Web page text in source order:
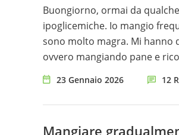
stato un problema. Non mi
per la mia psiche. Non so piú cosa fare. Ho provato a farmi seguire da una
bene. Avrei davvero bisogno di un supporto per migliorare il mio apporto calorico nei limiti consentiti dalla mia
patologia e soprattutto
percorso. Preferibilmente con
Buongiorno, ormai da
ipoglicemiche. Io mangio
sono molto magra. Mi hanno
ovvero mangiando pane e
non riesco a fare una
restando a praticamente a
dimagrire ulteriormente
23 Gennaio 2026 12
Mangiare